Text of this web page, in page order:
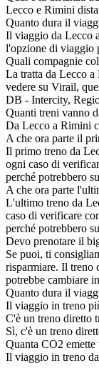
Lecco e Rimini
Quanto dura il
Il viaggio da Lecco
l'opzione di viaggio
Quali compagnie
La tratta da Lecco a
vedere su Virail,
DB - Intercity,
Quanti treni vanno
Da Lecco a Rimini
A che ora parte il
Il primo treno da
ogni caso di
perché potrebbero
A che ora parte
L'ultimo treno da
caso di verificare
perché potrebbero
Devo prenotare il
Se puoi, ti
risparmiare. Il treno
potrebbe cambiare
Quanto dura il
Il viaggio in treno
C'è un treno diretto
Sì, c'è un treno
Quanta CO2
Il viaggio in treno